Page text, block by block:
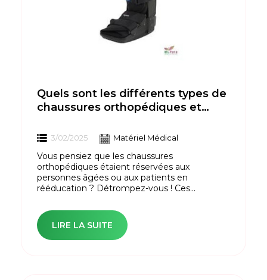
Quels sont les différents types de
chaussures orthopédiques et
3/02/2025 Matériel Médical
Vous pensiez que les chaussures
orthopédiques étaient réservées aux
personnes âgées ou aux patients en
rééducation ? Détrompez-vous ! Ces...
LIRE LA SUITE